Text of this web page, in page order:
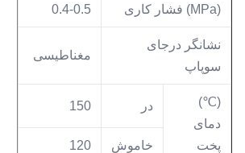
(MPa) فشار کاری 0.4-0.5
نشانگر درجای
سوپاپ
مغناطیسی
(℃)
دمای
پخت
در 150
خاموش 120